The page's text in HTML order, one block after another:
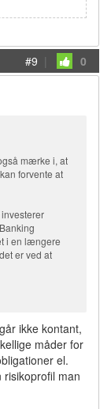
#9 | 0
mærke i, at
forvente at
i en længere
er ved at
ikke kontant,
måder for
el.
man